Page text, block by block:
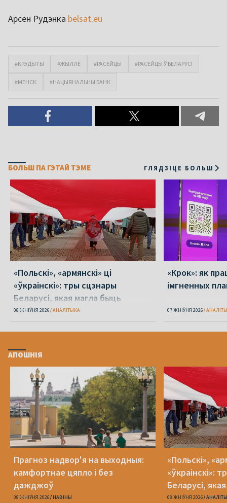
Арсен Рудэнка belsat.eu
#КРЭДЫТЫ #ЖЫЛЛЁ #РАСЕЙЦЫ #РАСЕЙЦЫ Ў БЕЛАРУСІ
#МЕНСК #НАЦЫЯНАЛЬНЫ БАНК
БОЛЬШ ПА ГЭТАЙ ТЭМЕ ГЛЯДЗІЦЕ БОЛЬШ
«Польскі», «армянскі» ці
«ўкраінскі»: тры сцэнары
Беларусі, якая магла быць
08 ЖНІЎНЯ 2026 АНАЛІТЫКА
«Крок»: як
імгненных
07 ЖНІЎНЯ 2026
АПОШНІЯ
Прагноз надвор'я на выходныя:
камфортнае цяпло і без
дажджоў
08 ЖНІЎНЯ 2026 НАВІНЫ
«Польскі»,
«ўкраінскі»:
Беларусі,
08 ЖНІЎНЯ 2026